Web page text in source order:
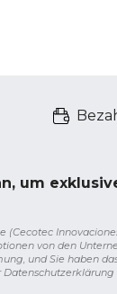
um
von den
und Sie haben